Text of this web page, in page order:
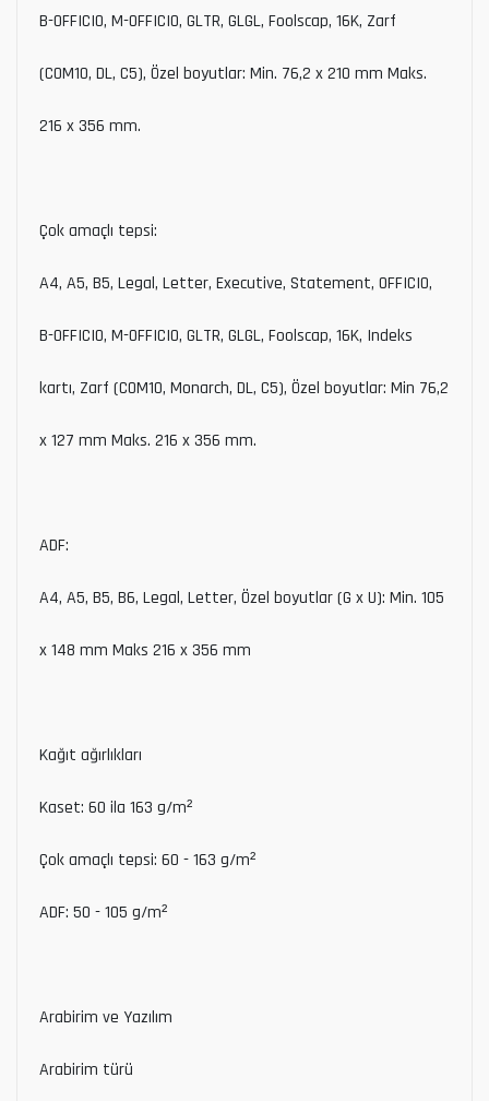
B-OFFICIO, M-OFFICIO, GLTR, GLGL, Foolscap, 16K, Zarf
(COM10, DL, C5), Özel boyutlar: Min. 76,2 x 210 mm Maks.
216 x 356 mm.
Çok amaçlı tepsi:
A4, A5, B5, Legal, Letter, Executive, Statement, OFFICIO,
B-OFFICIO, M-OFFICIO, GLTR, GLGL, Foolscap, 16K, Indeks
kartı, Zarf (COM10, Monarch, DL, C5), Özel boyutlar: Min 76,2
x 127 mm Maks. 216 x 356 mm.
ADF:
A4, A5, B5, B6, Legal, Letter, Özel boyutlar (G x U): Min. 105
x 148 mm Maks 216 x 356 mm
Kağıt ağırlıkları
Kaset: 60 ila 163 g/m²
Çok amaçlı tepsi: 60 - 163 g/m²
ADF: 50 - 105 g/m²
Arabirim ve Yazılım
Arabirim türü